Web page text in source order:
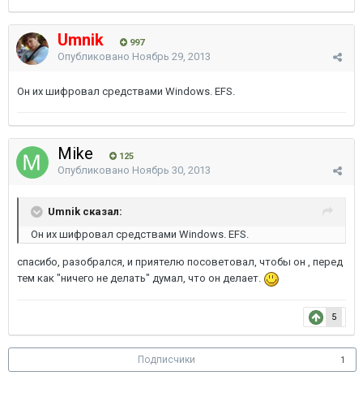
Umnik 997
Опубликовано Ноябрь 29, 2013
Он их шифровал средствами Windows. EFS.
Mike 125
Опубликовано Ноябрь 30, 2013
Umnik сказал:
Он их шифровал средствами Windows. EFS.
спасибо, разобрался, и приятелю посоветовал, чтобы он , перед
тем как "ничего не делать" думал, что он делает.
5
Подписчики 1